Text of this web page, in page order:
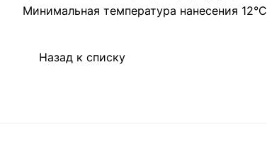
Минимальная температура нанесения 12°С
Назад к списку